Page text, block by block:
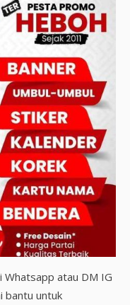
Whatsapp atau DM IG
bantu untuk